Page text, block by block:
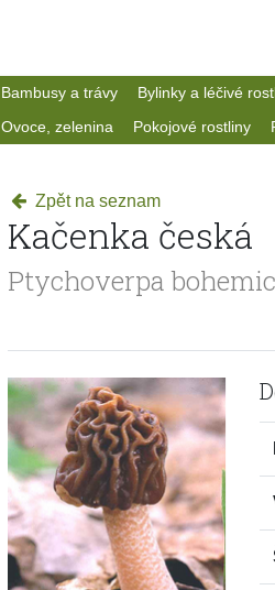
Bambusy a trávy Bylinky a léčivé
Ovoce, zelenina
Pokojové rostliny
Zpět na seznam
Kačenka česká
Ptychoverpa